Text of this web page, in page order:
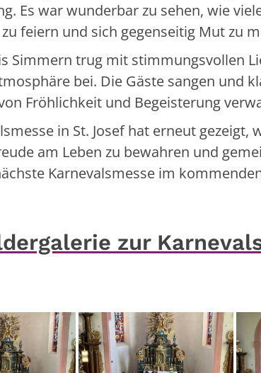
Es war wunderbar zu sehen, wie
feiern und sich gegenseitig Mut zu
Simmern trug mit stimmungsvollen
bei. Die Gäste sangen und
Fröhlichkeit und Begeisterung
in St. Josef hat erneut
am Leben zu bewahren und
Karnevalsmesse im
zur